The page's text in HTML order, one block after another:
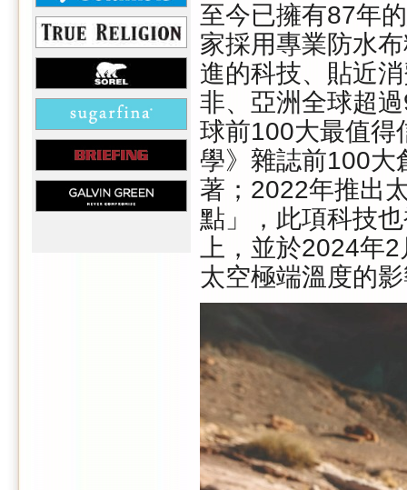
至今已擁有87年
家採用專業防水
進的科技、貼近
非、亞洲全球超過
球前100大最值得
學》雜誌前100大
著； 2022年推出
點」，此項科技
上，並於2024年2
太空極端溫度的